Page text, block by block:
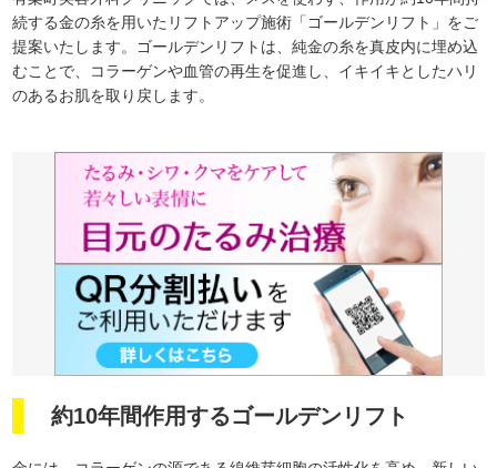
続する金の糸を用いたリフトアップ施術「ゴールデンリフト」をご
提案いたします。ゴールデンリフトは、純金の糸を真皮内に埋め込
むことで、コラーゲンや血管の再生を促進し、イキイキとしたハリ
のあるお肌を取り戻します。
約10年間作用するゴールデンリフト